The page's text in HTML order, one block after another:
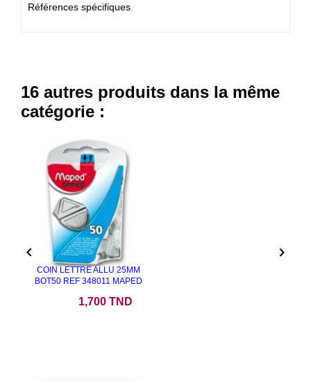
Références spécifiques
16 autres produits dans la même
catégorie :
COIN LETTRE ALLU 25MM
BOT50 REF 348011 MAPED
1,700 TND
 